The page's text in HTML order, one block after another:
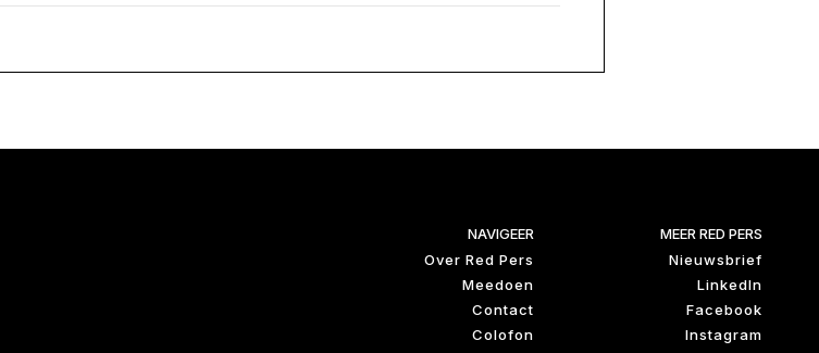
NAVIGEER
Over Red Pers
Meedoen
Contact
Colofon
MEER RED PERS
Nieuwsbrief
LinkedIn
Facebook
Instagram